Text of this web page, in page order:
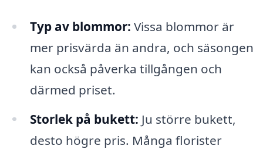
Typ av blommor: Vissa blommor är
mer prisvärda än andra, och säsongen
kan också påverka tillgången och
därmed priset.
Storlek på bukett: Ju större bukett,
desto högre pris. Många florister